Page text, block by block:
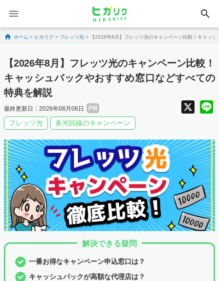
search
Skip to content
ホーム > ヒカリク > フレッツ光 > 【2026年8月】フレッツ光のキャンペーン比較！キャッ
【2026年8月】フレッツ光のキャンペーン比較！
キャッシュバックやおすすめ窓口などすべての
特典を解説
最終更新日：2026年08月06日 PR X
フレッツ光 各光回線のキャンペーン
解決できる疑問
一番お得なキャンペーン申込窓口は？
キャッシュバックが高額な代理店は？